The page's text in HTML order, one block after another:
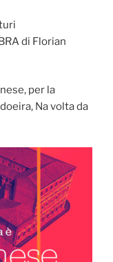
di Florian
per la
Na volta da